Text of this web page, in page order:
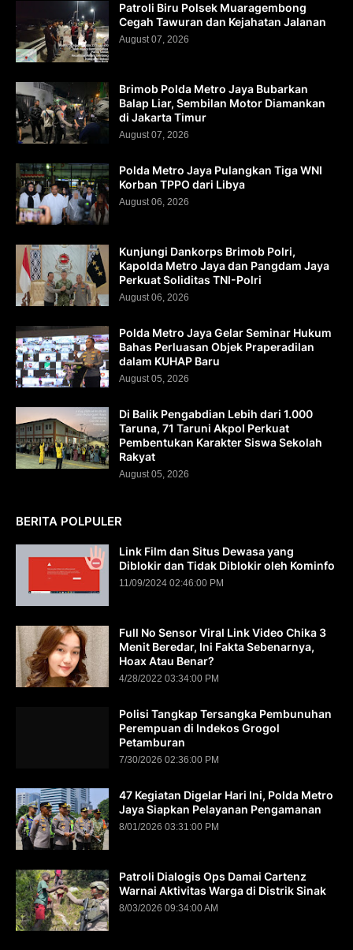
Patroli Biru Polsek Muaragembong
Cegah Tawuran dan Kejahatan Jalanan
August 07, 2026
Brimob Polda Metro Jaya Bubarkan
Balap Liar, Sembilan Motor Diamankan
di Jakarta Timur
August 07, 2026
Polda Metro Jaya Pulangkan Tiga WNI
Korban TPPO dari Libya
August 06, 2026
Kunjungi Dankorps Brimob Polri,
Kapolda Metro Jaya dan Pangdam Jaya
Perkuat Soliditas TNI-Polri
August 06, 2026
Polda Metro Jaya Gelar Seminar Hukum
Bahas Perluasan Objek Praperadilan
dalam KUHAP Baru
August 05, 2026
Di Balik Pengabdian Lebih dari 1.000
Taruna, 71 Taruni Akpol Perkuat
Pembentukan Karakter Siswa Sekolah
Rakyat
August 05, 2026
BERITA POLPULER
Link Film dan Situs Dewasa yang
Diblokir dan Tidak Diblokir oleh Kominfo
11/09/2024 02:46:00 PM
Full No Sensor Viral Link Video Chika 3
Menit Beredar, Ini Fakta Sebenarnya,
Hoax Atau Benar?
4/28/2022 03:34:00 PM
Polisi Tangkap Tersangka Pembunuhan
Perempuan di Indekos Grogol
Petamburan
7/30/2026 02:36:00 PM
47 Kegiatan Digelar Hari Ini, Polda Metro
Jaya Siapkan Pelayanan Pengamanan
8/01/2026 03:31:00 PM
Patroli Dialogis Ops Damai Cartenz
Warnai Aktivitas Warga di Distrik Sinak
8/03/2026 09:34:00 AM